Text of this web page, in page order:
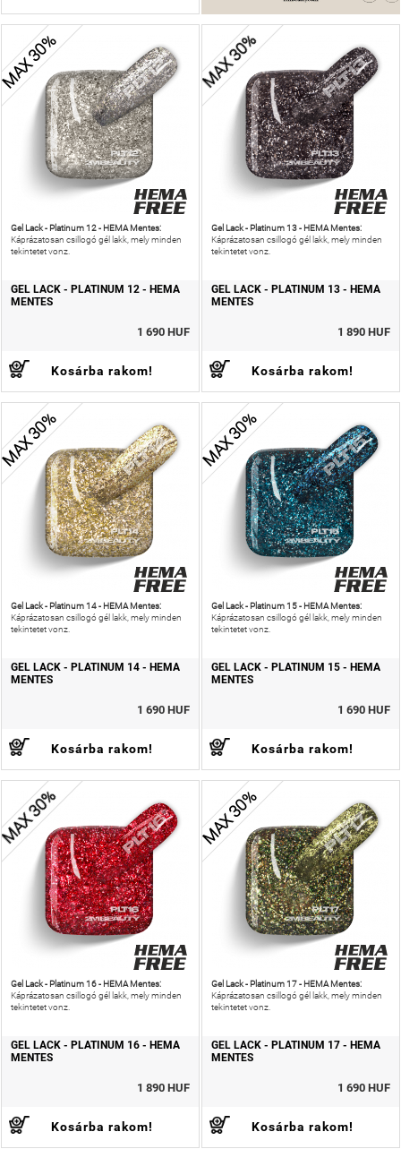
30%
Gel Lack - Platinum 12 - HEMA Mentes:
Káprázatosan csillogó gél lakk, mely minden
tekintetet vonz.
GEL LACK - PLATINUM 12 - HEMA
MENTES
1 690 HUF
Kosárba rakom!
MAX 30%
Gel Lack - Platinum 13 - HEMA Mentes:
Káprázatosan csillogó gél lakk, mely minden
tekintetet vonz.
GEL LACK - PLATINUM 13 - HEMA
MENTES
1 890 HUF
Kosárba rakom!
30%
Gel Lack - Platinum 14 - HEMA Mentes:
Káprázatosan csillogó gél lakk, mely minden
tekintetet vonz.
GEL LACK - PLATINUM 14 - HEMA
MENTES
1 690 HUF
Kosárba rakom!
MAX 30%
Gel Lack - Platinum 15 - HEMA Mentes:
Káprázatosan csillogó gél lakk, mely minden
tekintetet vonz.
GEL LACK - PLATINUM 15 - HEMA
MENTES
1 690 HUF
Kosárba rakom!
30%
Gel Lack - Platinum 16 - HEMA Mentes:
Káprázatosan csillogó gél lakk, mely minden
tekintetet vonz.
GEL LACK - PLATINUM 16 - HEMA
MENTES
1 890 HUF
Kosárba rakom!
MAX 30%
Gel Lack - Platinum 17 - HEMA Mentes:
Káprázatosan csillogó gél lakk, mely minden
tekintetet vonz.
GEL LACK - PLATINUM 17 - HEMA
MENTES
1 690 HUF
Kosárba rakom!